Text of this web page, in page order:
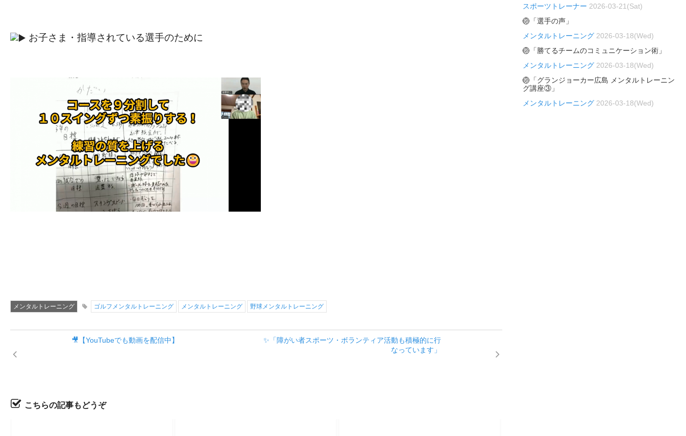
お子さま・指導されている選手のために
メンタルトレーニング ゴルフメンタルトレーニング メンタルトレーニング 野球メンタルトレーニング
🎥【YouTubeでも動画を配信中】
✨「障がい者スポーツ・ボランティア活動も積極的に行
なっています」
こちらの記事もどうぞ
スポーツトレーナー 2026-03-21(Sat)
🏐「選手の声」
メンタルトレーニング 2026-03-18(Wed)
🏐「勝てるチームのコミュニケーション術」
メンタルトレーニング 2026-03-18(Wed)
🏐「グランジョーカー広島 メンタルトレーニン
グ講座③」
メンタルトレーニング 2026-03-18(Wed)